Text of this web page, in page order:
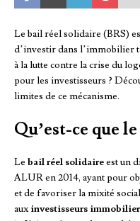
Le bail réel solidaire (BRS)
d’investir dans l’immobilier
à la lutte contre la crise du
pour les investisseurs ?
limites de ce mécanisme.
Qu’est-ce que
Le bail réel solidaireest un
ALUR en 2014, ayant pour
et de favoriser la mixité
auxinvestisseurs